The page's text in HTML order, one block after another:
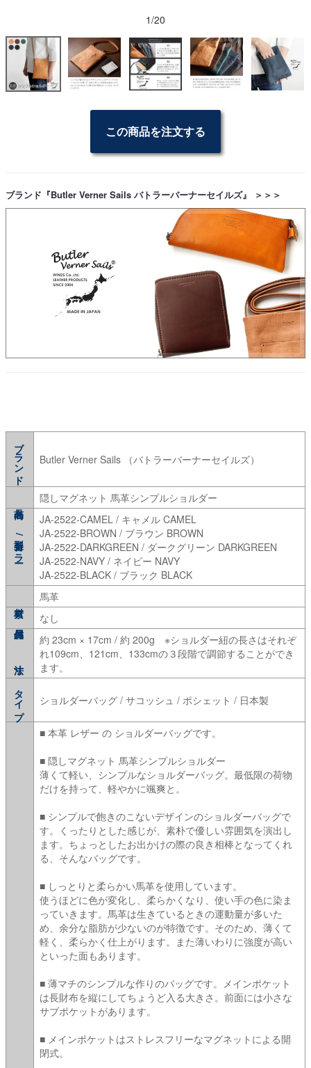
1/20
この商品を注文する
ブランド『Butler Verner Sails バトラーバーナーセイルズ』 ＞＞＞
ブランド Butler Verner Sails （バトラーバーナーセイルズ）
隠しマグネット 馬革シンプルショルダー
型番/カラー
JA-2522-CAMEL / キャメル CAMEL
JA-2522-BROWN / ブラウン BROWN
JA-2522-DARKGREEN / ダークグリーン DARKGREEN
JA-2522-NAVY / ネイビー NAVY
JA-2522-BLACK / ブラック BLACK
馬革
なし
約 23cm × 17cm / 約 200g ※ショルダー紐の長さはそれぞ
れ109cm、121cm、133cmの３段階で調節することができ
ます。
タイプ ショルダーバッグ / サコッシュ / ポシェット / 日本製
■ 本革 レザー の ショルダーバッグです。
■ 隠しマグネット 馬革シンプルショルダー
薄くて軽い、シンプルなショルダーバッグ。最低限の荷物
だけを持って、軽やかに颯爽と。
■ シンプルで飽きのこないデザインのショルダーバッグで
す。くったりとした感じが、素朴で優しい雰囲気を演出し
ます。ちょっとしたお出かけの際の良き相棒となってくれ
る、そんなバッグです。
■ しっとりと柔らかい馬革を使用しています。
使うほどに色が変化し、柔らかくなり、使い手の色に染ま
っていきます。馬革は生きているときの運動量が多いた
め、余分な脂肪が少ないのが特徴です。そのため、薄くて
軽く、柔らかく仕上がります。また薄いわりに強度が高い
といった面もあります。
■ 薄マチのシンプルな作りのバッグです。メインポケット
は長財布を縦にしてちょうど入る大きさ。前面には小さな
サブポケットがあります。
■ メインポケットはストレスフリーなマグネットによる開
閉式。